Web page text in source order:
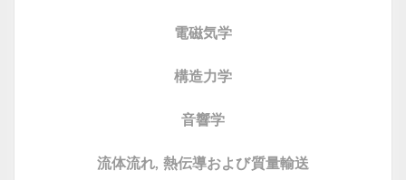
電磁気学
構造力学
音響学
流体流れ, 熱伝導および質量輸送